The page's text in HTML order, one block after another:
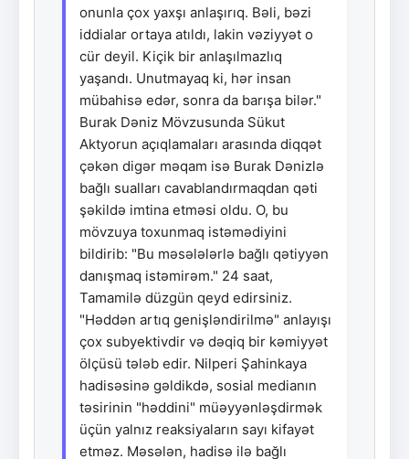
onunla çox yaxşı anlaşırıq. Bəli, bəzi
iddialar ortaya atıldı, lakin vəziyyət o
cür deyil. Kiçik bir anlaşılmazlıq
yaşandı. Unutmayaq ki, hər insan
mübahisə edər, sonra da barışa bilər."
Burak Dəniz Mövzusunda Sükut
Aktyorun açıqlamaları arasında diqqət
çəkən digər məqam isə Burak Dənizlə
bağlı sualları cavablandırmaqdan qəti
şəkildə imtina etməsi oldu. O, bu
mövzuya toxunmaq istəmədiyini
bildirib: "Bu məsələlərlə bağlı qətiyyən
danışmaq istəmirəm." 24 saat,
Tamamilə düzgün qeyd edirsiniz.
"Həddən artıq genişləndirilmə" anlayışı
çox subyektivdir və dəqiq bir kəmiyyət
ölçüsü tələb edir. Nilperi Şahinkaya
hadisəsinə gəldikdə, sosial medianın
təsirinin "həddini" müəyyənləşdirmək
üçün yalnız reaksiyaların sayı kifayət
etməz. Məsələn, hadisə ilə bağlı